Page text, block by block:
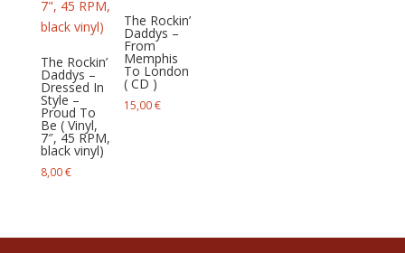
The Rockin’
Daddys –
Dressed In
Style –
Proud To
Be ( Vinyl,
7″, 45 RPM,
black vinyl)
8,00€
The Rockin’
Daddys –
From
Memphis
To London
( CD )
15,00€